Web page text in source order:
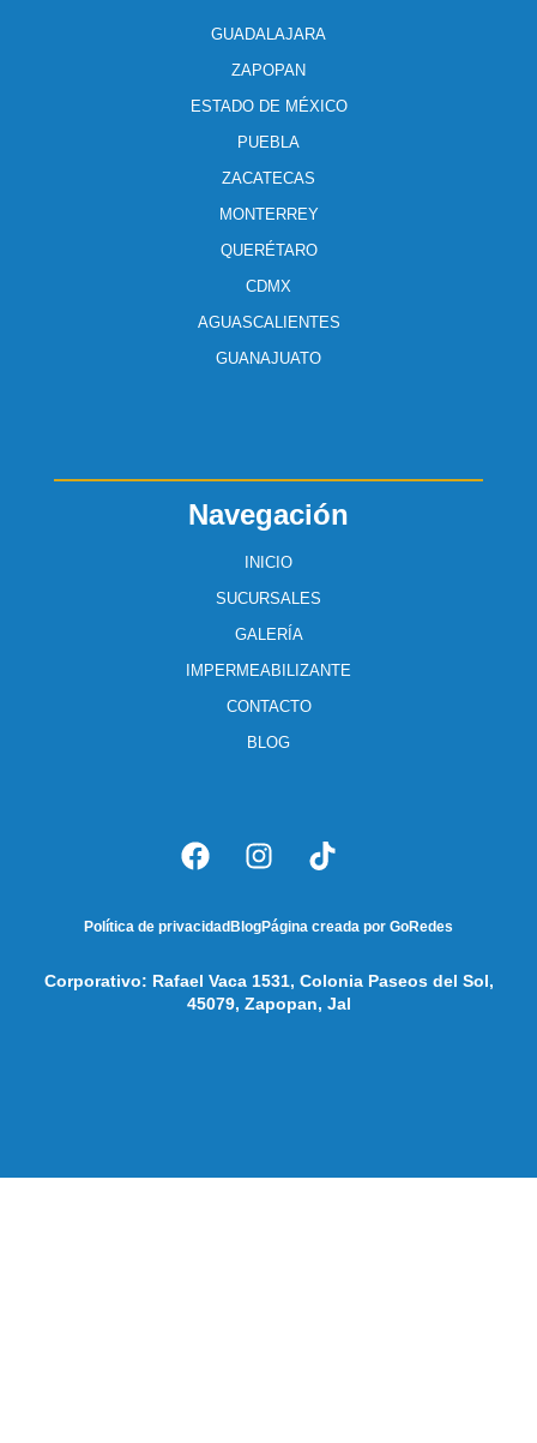
Navegación
INICIO
SUCURSALES
GALERÍA
IMPERMEABILIZANTE
CONTACTO
BLOG
GUADALAJARA
ZAPOPAN
ESTADO DE MÉXICO
PUEBLA
ZACATECAS
MONTERREY
QUERÉTARO
CDMX
AGUASCALIENTES
GUANAJUATO
Política de privacidad BlogPágina creada por GoRedes
Corporativo: Rafael Vaca 1531, Colonia Paseos del Sol,
45079, Zapopan, Jal